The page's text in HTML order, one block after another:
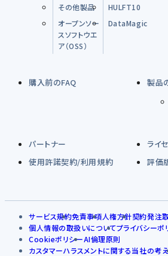
その他製品
HULFT10
オープンソー
スソフトウエ
ア（OSS）
DataMagic
購入前のFAQ 製品
パートナー
ライ
使用許諾契約/利用規約
評価
サービス規約免責事項人権方針契約発注
個人情報の取扱いについてプライバシーポ
CookieポリシーAI倫理原則
カスタマーハラスメントに関する当社の考